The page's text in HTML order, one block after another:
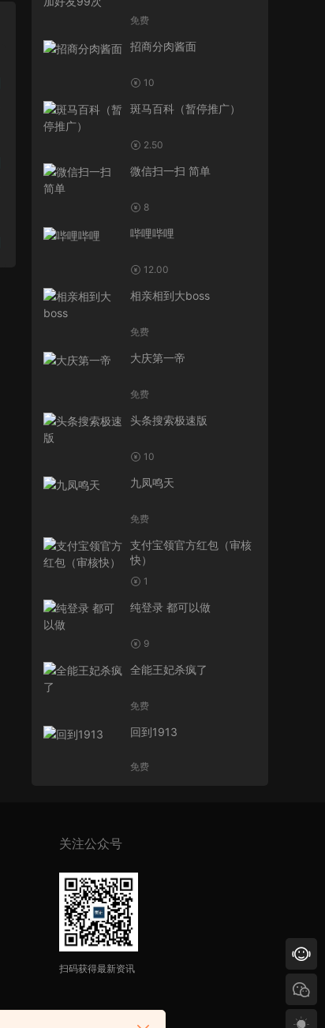
免费
招商分肉酱面
10
斑马百科（暂停推广）
2.50
微信扫一扫 简单
8
哔哩哔哩
12.00
相亲相到大boss
免费
大庆第一帝
免费
头条搜索极速版
10
九凤鸣天
免费
支付宝领官方红包（审核
快）
1
纯登录 都可以做
9
全能王妃杀疯了
免费
回到1913
免费
关注公众号
扫码获得最新资讯